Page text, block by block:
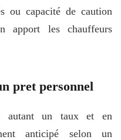
ou capacité de caution
apport les chauffeurs
pret personnel
autant un taux et en
anticipé selon un